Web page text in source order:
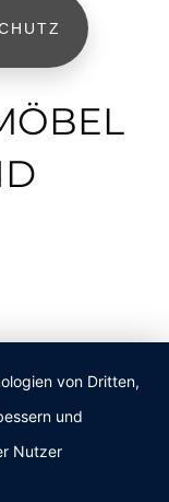
von Dritten,
und
Nutzer